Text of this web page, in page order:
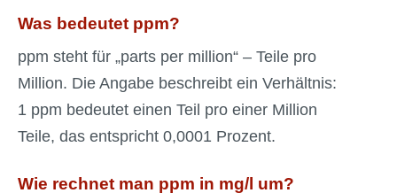
Was bedeutet ppm?
ppm steht für „parts per million“ – Teile pro
Million. Die Angabe beschreibt ein Verhältnis:
1 ppm bedeutet einen Teil pro einer Million
Teile, das entspricht 0,0001 Prozent.
Wie rechnet man ppm in mg/l um?